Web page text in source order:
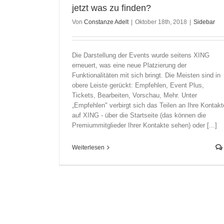
jetzt was zu finden?
Von Constanze Adelt Oktober 18th, 2018 Sidebar
Die Darstellung der Events wurde seitens XING
erneuert, was eine neue Platzierung der
Funktionalitäten mit sich bringt. Die Meisten sind in
obere Leiste gerückt: Empfehlen, Event Plus,
Tickets, Bearbeiten, Vorschau, Mehr. Unter
„Empfehlen" verbirgt sich das Teilen an Ihre
auf XING - über die Startseite (das können die
Premiummitglieder Ihrer Kontakte sehen) oder [...]
Weiterlesen